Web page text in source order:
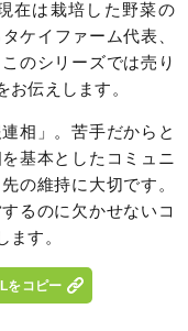
在は栽培した野菜の
ケイファーム代表、
のシリーズでは売り
お伝えします。
相」。苦手だからと
基本としたコミュニ
の維持に大切です。
るのに欠かせないコ
ます。
をコピー